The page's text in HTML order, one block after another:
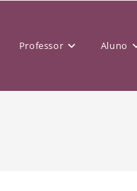
Professor Aluno